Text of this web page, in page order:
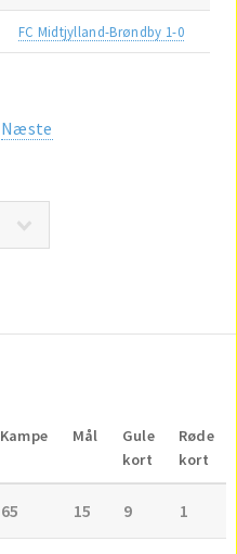
FC Midtjylland-Brøndby 1-0
Næste
Kampe Mål
Gule
kort
Røde
kort
65 15 9 1